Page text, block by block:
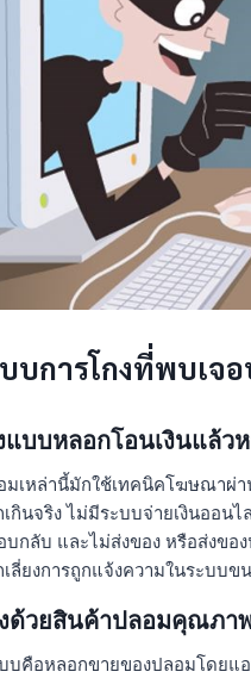
บการโกงที่พบเจ
แบบหลอกโอนเงินแล้ว
มเหล่านี้มักใช้เทคนิคโฆษณาผ่าน
เกินจริง ไม่มีระบบจ่ายเงินออ
บกลับ และไม่ส่งของ หรือส่งขอ
เลี่ยงการถูกแจ้งความในระบบข
ด้วยสินค้าปลอมคุณภา
บคือหลอกขายของปลอมโดยแอ